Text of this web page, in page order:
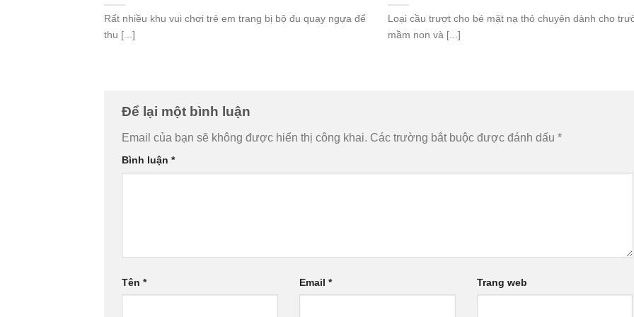
Rất nhiều khu vui chơi trẻ em trang bị bộ đu quay ngựa để
thu [...]
Loại cầu trượt cho bé mặt nạ thỏ chuyên dành cho
mầm non và [...]
Để lại một bình luận
Email của bạn sẽ không được hiển thị công khai. Các trường bắt buộc được đánh dấu *
Bình luận *
Tên * Email * Trang web